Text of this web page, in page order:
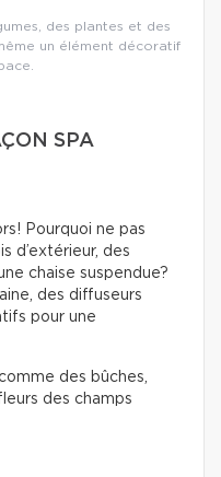
des plantes et des
un élément décoratif
SPA
Pourquoi ne pas
d’extérieur, des
chaise suspendue?
des diffuseurs
pour une
des bûches,
des champs